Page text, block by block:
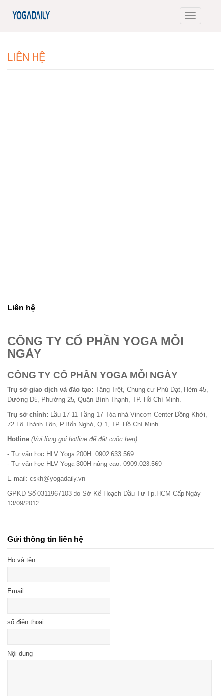
LIÊN HỆ
Liên hệ
CÔNG TY CỔ PHẦN YOGA MỖI
NGÀY
CÔNG TY CỔ PHẦN YOGA MỖI NGÀY
Trụ sở giao dịch và đào tạo: Tầng Trệt, Chung cư Phú Đạt, Hẻm 45,
Đường D5, Phường 25, Quận Bình Thạnh, TP. Hồ Chí Minh.
Trụ sở chính: Lầu 17-11 Tầng 17 Tòa nhà Vincom Center Đồng Khởi,
72 Lê Thánh Tôn, P.Bến Nghé, Q.1, TP. Hồ Chí Minh.
Hotline (Vui lòng gọi hotline để đặt cuộc hẹn):
- Tư vấn học HLV Yoga 200H: 0902.633.569
- Tư vấn học HLV Yoga 300H nâng cao: 0909.028.569
E-mail: cskh@yogadaily.vn
GPKD Số 0311967103 do Sở Kế Hoạch Đầu Tư Tp.HCM Cấp Ngày
13/09/2012
Gửi thông tin liên hệ
Họ và tên
Email
số điện thoại
Nội dung